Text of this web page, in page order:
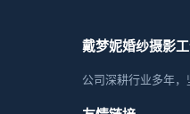
戴梦妮婚纱摄影
公司深耕行业多年，